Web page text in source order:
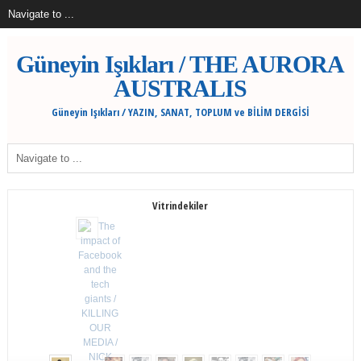
Güneyin Işıkları / THE AURORA
AUSTRALIS
Güneyin Işıkları / YAZIN, SANAT, TOPLUM ve BİLİM DERGİSİ
Vitrindekiler